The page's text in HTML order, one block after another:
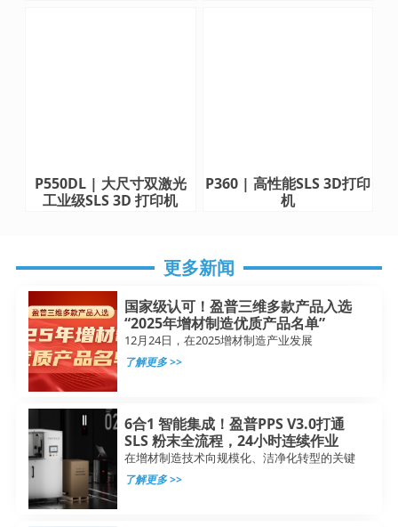
P550DL | 大尺寸双激光
工业级SLS 3D 打印机
P360 | 高性能SLS 3D打印
机
更多新闻
国家级认可！盈普三维多款产品入选
“2025年增材制造优质产品名单”
12月24日，在2025增材制造产业发展
了解更多 >>
6合1 智能集成！盈普PPS V3.0打通
SLS 粉末全流程，24小时连续作业
在增材制造技术向规模化、洁净化转型的关键
了解更多 >>